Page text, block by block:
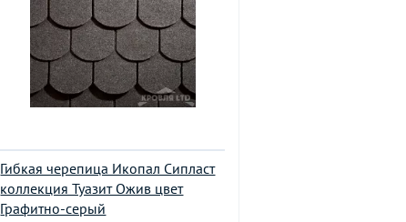
Гибкая черепица Икопал Сипласт
коллекция Туазит Ожив цвет
Графитно-серый